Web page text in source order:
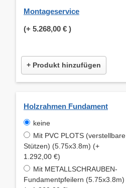
Montageservice
(+ 5.268,00 € )
+ Produkt hinzufügen
Holzrahmen Fundament
keine
Mit PVC PLOTS (verstellbare
Stützen) (5.75x3.8m) (+
1.292,00 €)
Mit METALLSCHRAUBEN-
Fundamentpfeilern (5.75x3.8m)